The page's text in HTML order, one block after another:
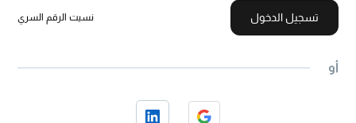
تسجيل الدخول نسيت الرقم السري
أو